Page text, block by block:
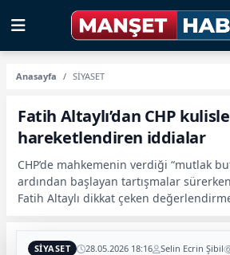
Anasayfa SİYASET
Fatih Altaylı’dan CHP
hareketlendiren iddialar
CHP’de mahkemenin verdiği “mutlak
ardından başlayan tartışmalar
Fatih Altaylı dikkat çeken
SİYASET 28.05.2026 18:16 Selin Ecrin Şibil